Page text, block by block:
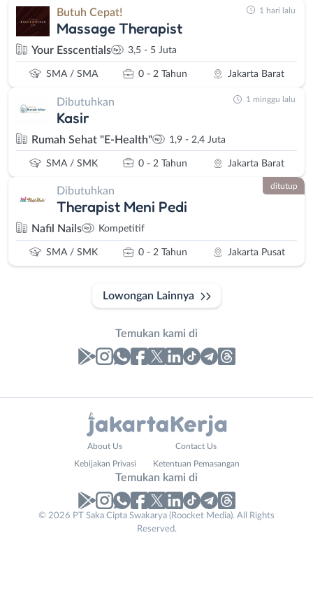
Butuh Cepat!
Massage Therapist
Your Esscentials 3,5 - 5 Juta
SMA / SMA 0 - 2 Tahun Jakarta Barat
1 hari lalu
Dibutuhkan
Kasir
Rumah Sehat "E-Health" 1,9 - 2,4 Juta
SMA / SMK 0 - 2 Tahun Jakarta Barat
1 minggu lalu
Dibutuhkan
Therapist Meni Pedi
Nafil Nails Kompetitif
SMA / SMK 0 - 2 Tahun Jakarta Pusat
ditutup
Lowongan Lainnya
Temukan kami di
No. Telp /
About Us Contact Us
Kebijakan Privasi Ketentuan Pemasangan
Temukan kami di
© 2026 PT Saka Cipta Swakarya (Roocket Media). All Rights
Reserved.